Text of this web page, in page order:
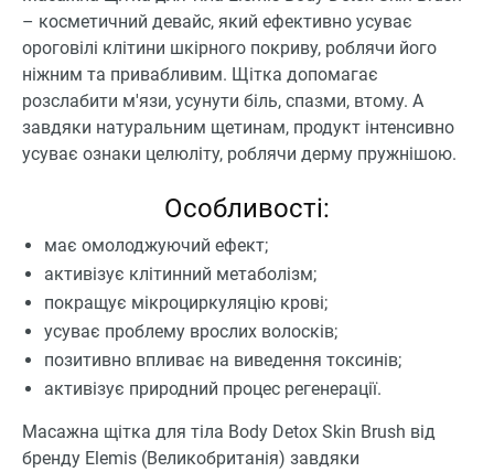
– косметичний девайс, який ефективно усуває
ороговілі клітини шкірного покриву, роблячи його
ніжним та привабливим. Щітка допомагає
розслабити м'язи, усунути біль, спазми, втому. А
завдяки натуральним щетинам, продукт інтенсивно
усуває ознаки целюліту, роблячи дерму пружнішою.
Особливості:
має омолоджуючий ефект;
активізує клітинний метаболізм;
покращує мікроциркуляцію крові;
усуває проблему врослих волосків;
позитивно впливає на виведення токсинів;
активізує природний процес регенерації.
Масажна щітка для тіла Body Detox Skin Brush від
бренду Elemis (Великобританія) завдяки